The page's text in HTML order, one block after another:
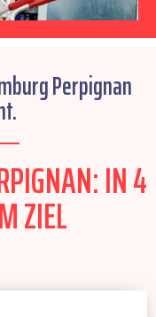
Perpignan
IN 4
ZIEL